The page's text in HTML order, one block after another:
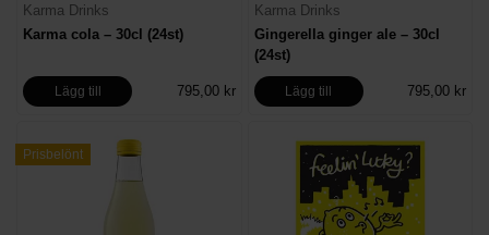
Karma Drinks
Karma cola – 30cl (24st)
Lägg till 795,00 kr
Karma Drinks
Gingerella ginger ale – 30cl
(24st)
Lägg till 795,00 kr
Prisbelönt